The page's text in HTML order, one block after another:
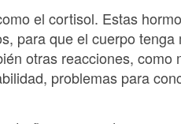
el cortisol. Estas
para que el cuerpo tenga
otras reacciones, como
problemas para